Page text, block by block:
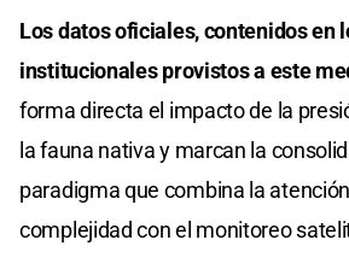
Los datos oficiales, contenidos en
institucionales provistos a este
forma directa el impacto de la
la fauna nativa y marcan la
paradigma que combina la
complejidad con el monitoreo